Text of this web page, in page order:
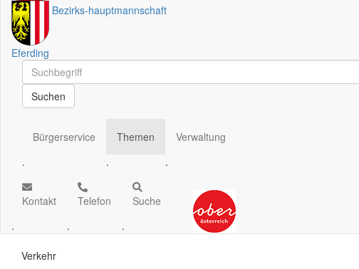
Bezirks-hauptmannschaft
Eferding
Schnellsuche
Schnellsuche
Suchen
Bürgerservice
.
Themen
.
Verwaltung
.
Kontakt
.
Telefon
.
Suche
.
Verkehr